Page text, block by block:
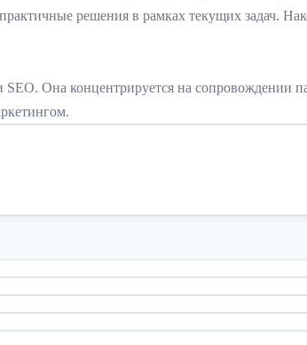
решения в рамках текущих задач.
Она концентрируется на сопровождении